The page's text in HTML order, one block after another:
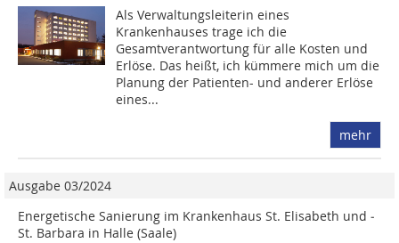
Als Verwaltungsleiterin eines
Krankenhauses trage ich die
Gesamtverantwortung für alle Kosten und
Erlöse. Das heißt, ich kümmere mich um die
Planung der Patienten- und anderer Erlöse
eines...
mehr
Ausgabe 03/2024
Energetische Sanierung im Krankenhaus St. Elisabeth und ­
St. Barbara in Halle (Saale)